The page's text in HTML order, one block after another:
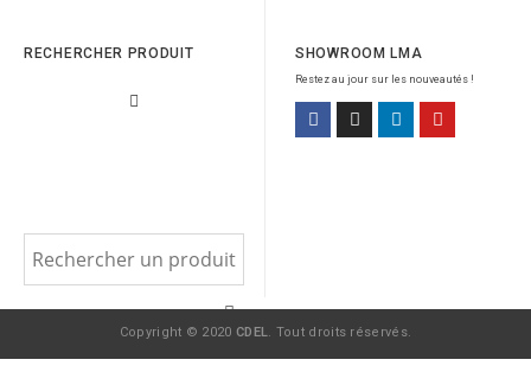
RECHERCHER PRODUIT SHOWROOM LMA
Restez au jour sur les nouveautés !
Copyright © 2020 CDEL. Tout droits réservés.